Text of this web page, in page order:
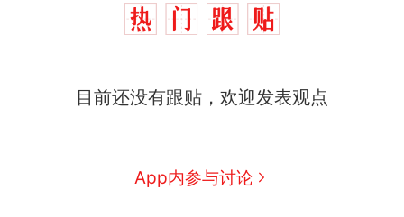
目前还没有跟贴，欢迎发表观点
App内参与讨论
热
那个在床头放菜刀的女孩，
交5060元才肯搬上楼！女子傻
协会回应
台风"白海豚"中心附近最大风
力已达15级 最新研判